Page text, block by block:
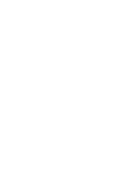
はありません。
品に未対応品が